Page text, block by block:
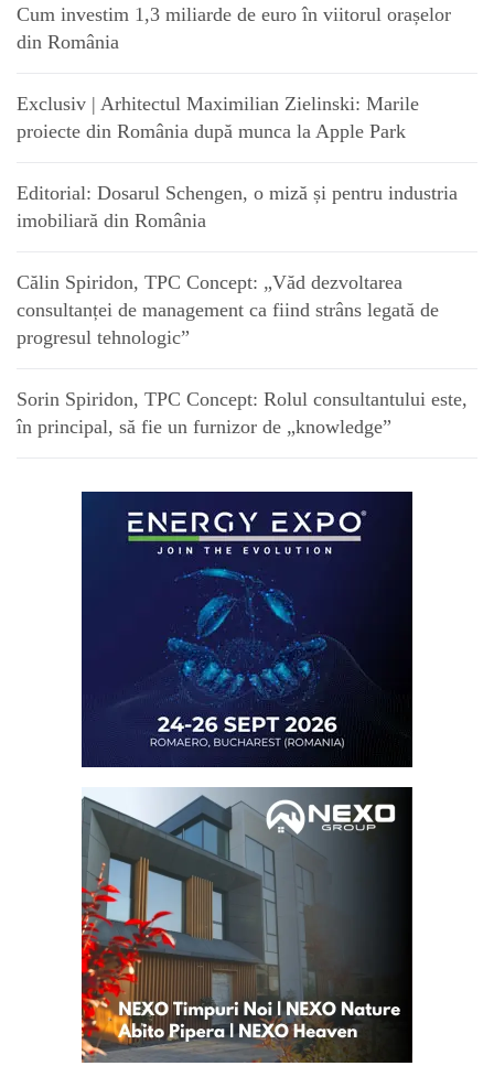
Cum investim 1,3 miliarde de euro în viitorul orașelor
din România
Exclusiv | Arhitectul Maximilian Zielinski: Marile
proiecte din România după munca la Apple Park
Editorial: Dosarul Schengen, o miză și pentru industria
imobiliară din România
Călin Spiridon, TPC Concept: „Văd dezvoltarea
consultanței de management ca fiind strâns legată de
progresul tehnologic”
Sorin Spiridon, TPC Concept: Rolul consultantului este,
în principal, să fie un furnizor de „knowledge”